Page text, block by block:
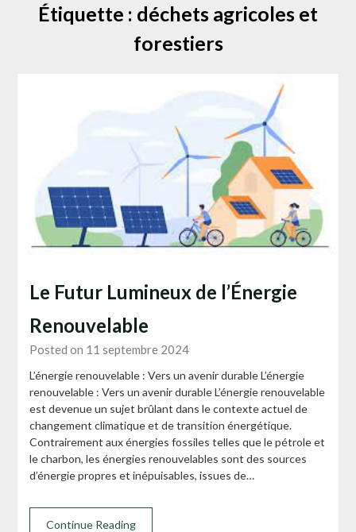
Étiquette : déchets agricoles et
forestiers
Le Futur Lumineux de l’Énergie
Renouvelable
Posted on 11 septembre 2024
L’énergie renouvelable : Vers un avenir durable L’énergie
renouvelable : Vers un avenir durable L’énergie renouvelable
est devenue un sujet brûlant dans le contexte actuel de
changement climatique et de transition énergétique.
Contrairement aux énergies fossiles telles que le pétrole et
le charbon, les énergies renouvelables sont des sources
d’énergie propres et inépuisables, issues de…
Continue Reading